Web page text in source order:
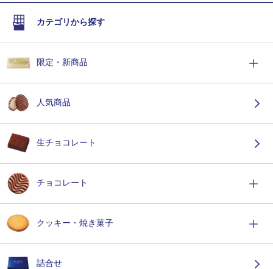
カテゴリから探す
限定・新商品
人気商品
生チョコレート
チョコレート
クッキー・焼き菓子
詰合せ